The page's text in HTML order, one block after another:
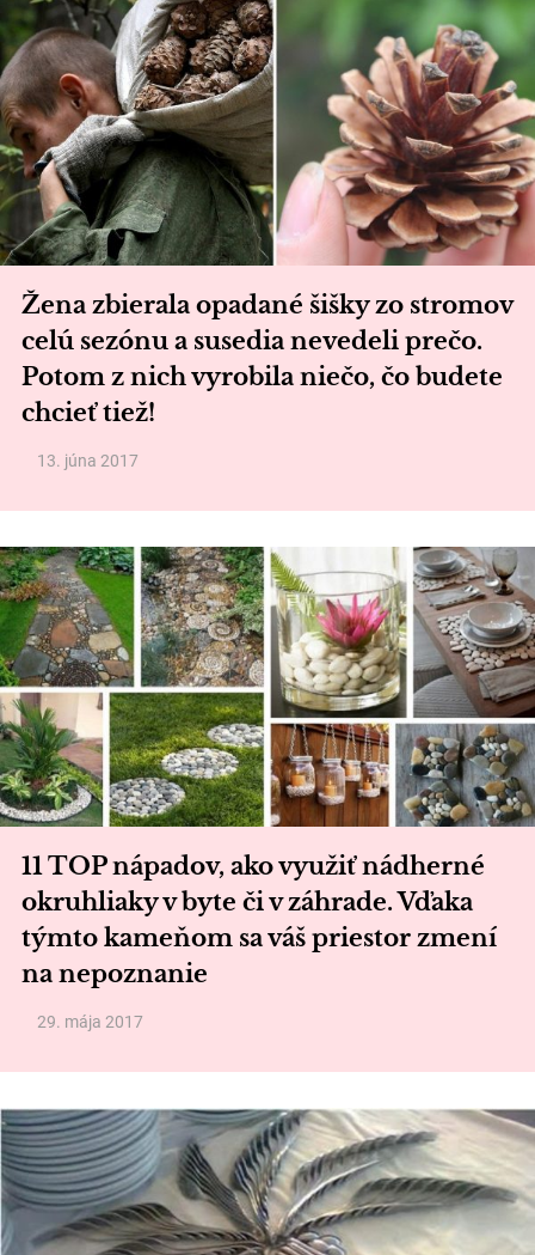
Žena zbierala opadané šišky zo stromov
celú sezónu a susedia nevedeli prečo.
Potom z nich vyrobila niečo, čo budete
chcieť tiež!
13. júna 2017
11 TOP nápadov, ako využiť nádherné
okruhliaky v byte či v záhrade. Vďaka
týmto kameňom sa váš priestor zmení
na nepoznanie
29. mája 2017